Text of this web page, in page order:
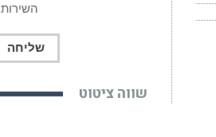
השירות
שווה ציטוט